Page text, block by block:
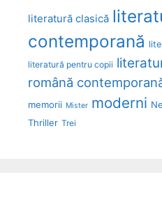
literatură clasică
contemporană
literatură pentru copii
română
memorii Mister moderni
Thriller Trei